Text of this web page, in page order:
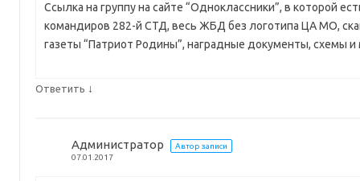
Ссылка на группу на сайте “Одноклассники”, в которой
командиров 282-й СТД, весь ЖБД без логотипа ЦА МО,
газеты “Патриот Родины”, наградные документы, схемы и
Ответить ↓
Администратор
Автор записи
07.01.2017